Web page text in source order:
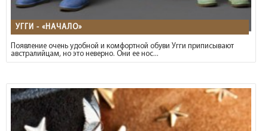
УГГИ - «НАЧАЛО»
Появление очень удобной и комфортной обуви Угги приписывают
австралийцам, но это неверно. Они ее нос...